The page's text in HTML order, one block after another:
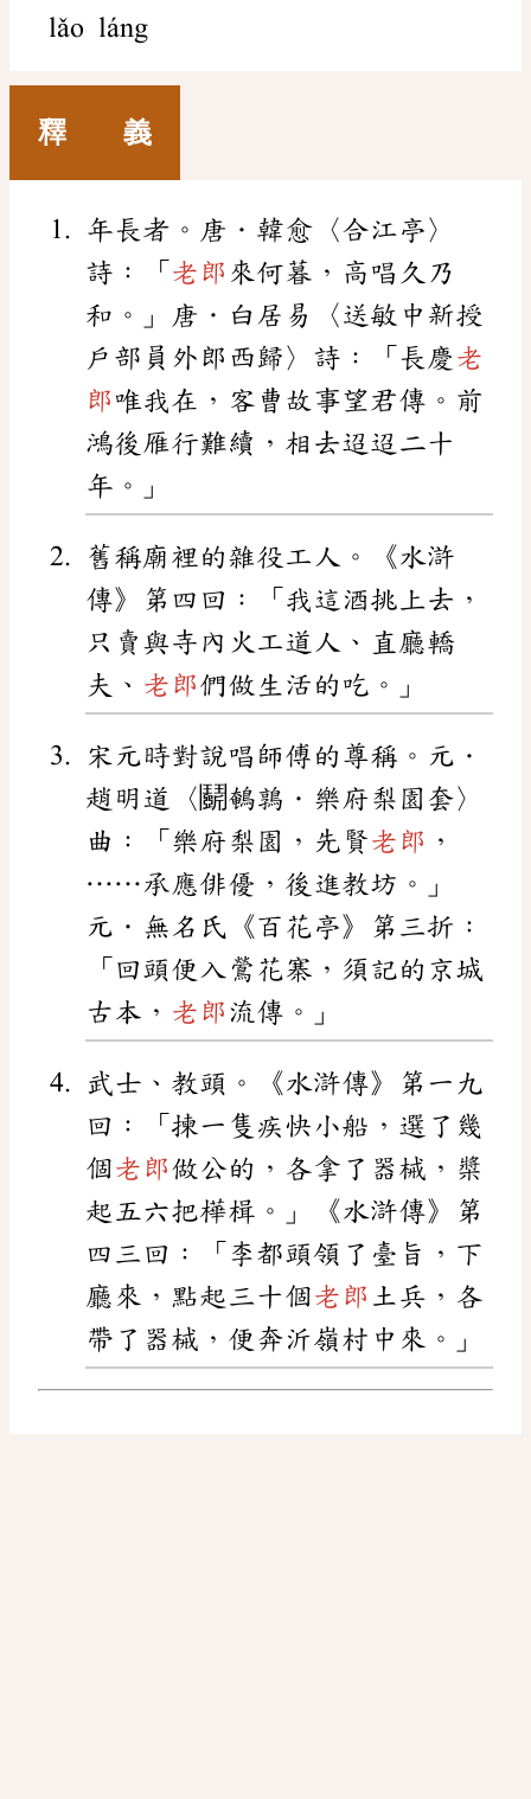
lǎo láng
釋 義
年長者。唐．韓愈〈合江亭〉
詩：「 老郎 來何暮，高唱久乃
和。」唐．白居易〈送敏中新授
戶部員外郎西歸〉詩：「長慶老
郎唯我在，客曹故事望君傳。前
鴻後雁行難續，相去迢迢二十
年。」
舊稱廟裡的雜役工人。《水滸
傳》第四回：「我這酒挑上去，
只賣與寺內火工道人、直廳轎
夫、 老郎們做生活的吃。」
宋元時對說唱師傅的尊稱。元．
趙明道〈鬬鵪鶉．樂府梨園套〉
曲：「樂府梨園，先賢老郎 ，
……承應俳優，後進教坊。」
元．無名氏《百花亭》第三折：
「回頭便入鶯花寨，須記的京城
古本， 老郎 流傳。」
武士、教頭。《水滸傳》第一九
回：「揀一隻疾快小船，選了幾
個老郎做公的，各拿了器械，槳
起五六把樺楫。」《水滸傳》第
四三回：「李都頭領了臺旨，下
廳來，點起三十個老郎 土兵，各
帶了器械，便奔沂嶺村中來。」